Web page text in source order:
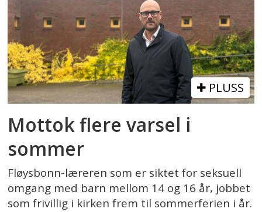
PLUSS
Mottok flere varsel i
sommer
Fløysbonn-læreren som er siktet for seksuell
omgang med barn mellom 14 og 16 år, jobbet
som frivillig i kirken frem til sommerferien i år.